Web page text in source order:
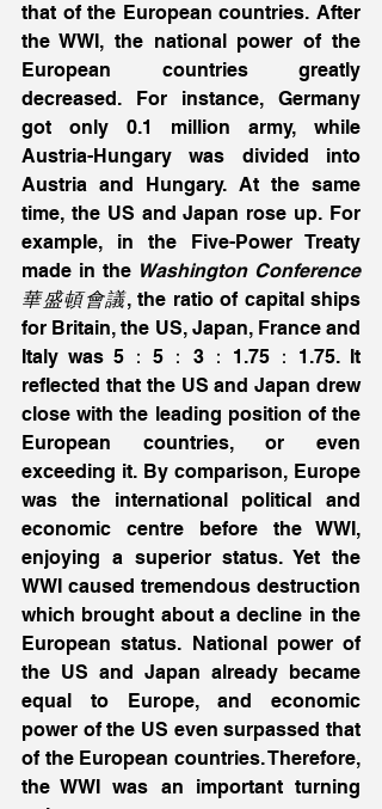
that of the European countries. After
the WWI, the national power of the
European countries greatly
decreased. For instance, Germany
got only 0.1 million army, while
Austria-Hungary was divided into
Austria and Hungary. At the same
time, the US and Japan rose up. For
example, in the Five-Power Treaty
made in the Washington Conference
華盛頓會議, the ratio of capital ships
for Britain, the US, Japan, France and
Italy was 5：5：3：1.75：1.75. It
reflected that the US and Japan drew
close with the leading position of the
European countries, or even
exceeding it. By comparison, Europe
was the international political and
economic centre before the WWI,
enjoying a superior status. Yet the
WWI caused tremendous destruction
which brought about a decline in the
European status. National power of
the US and Japan already became
equal to Europe, and economic
power of the US even surpassed that
of the European countries. Therefore,
the WWI was an important turning